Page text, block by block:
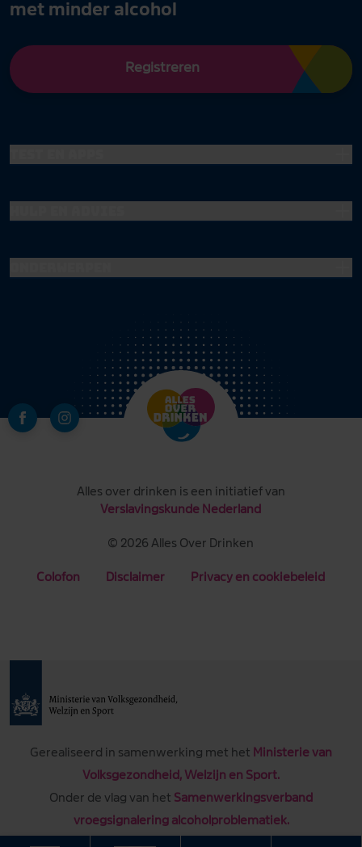
met minder alcohol
Registreren
© 2026 Alles Over Drinken
Alles over drinken is een initiatief van
Verslavingskunde Nederland
Colofon Disclaimer Privacy en cookiebeleid
Gerealiseerd in samenwerking met het Ministerie van
Volksgezondheid, Welzijn en Sport.
Onder de vlag van het Samenwerkingsverband
vroegsignalering alcoholproblematiek.